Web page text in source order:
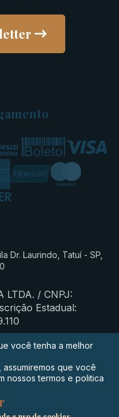
Dr. Laurindo, Tatuí - SP,
LTDA. / CNPJ:
Estadual:
você tenha a melhor
que você
nossos termos e politica